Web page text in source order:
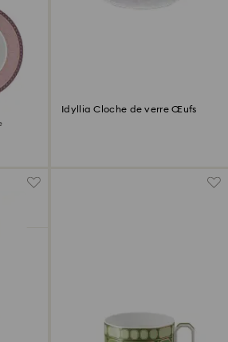
Idyllia Cloche de verre Œufs